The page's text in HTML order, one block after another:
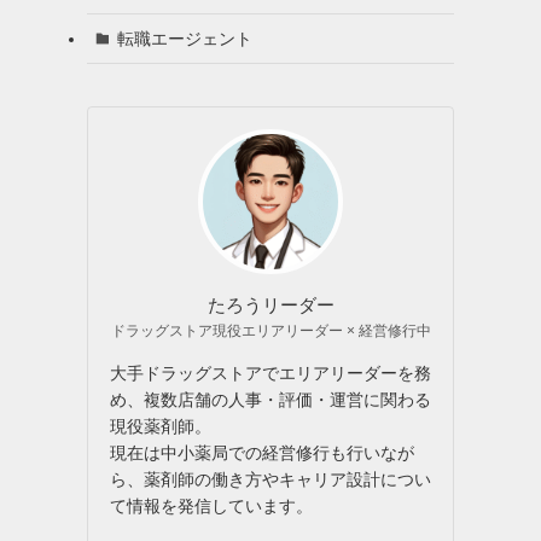
転職エージェント
たろうリーダー
ドラッグストア現役エリアリーダー × 経営修行中
大手ドラッグストアでエリアリーダーを務
め、複数店舗の人事・評価・運営に関わる
現役薬剤師。
現在は中小薬局での経営修行も行いなが
ら、薬剤師の働き方やキャリア設計につい
て情報を発信しています。